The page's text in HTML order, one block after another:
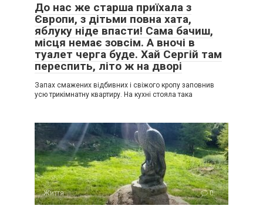
До нас же старша приїхала з
Європи, з дітьми повна хата,
яблуку ніде впасти! Сама бачиш,
місця немає зовсім. А вночі в
туалет черга буде. Хай Сергій там
переспить, літо ж на дворі
Запах смажених відбивних і свіжого кропу заповнив
усю трикімнатну квартиру. На кухні стояла така
Життя 0